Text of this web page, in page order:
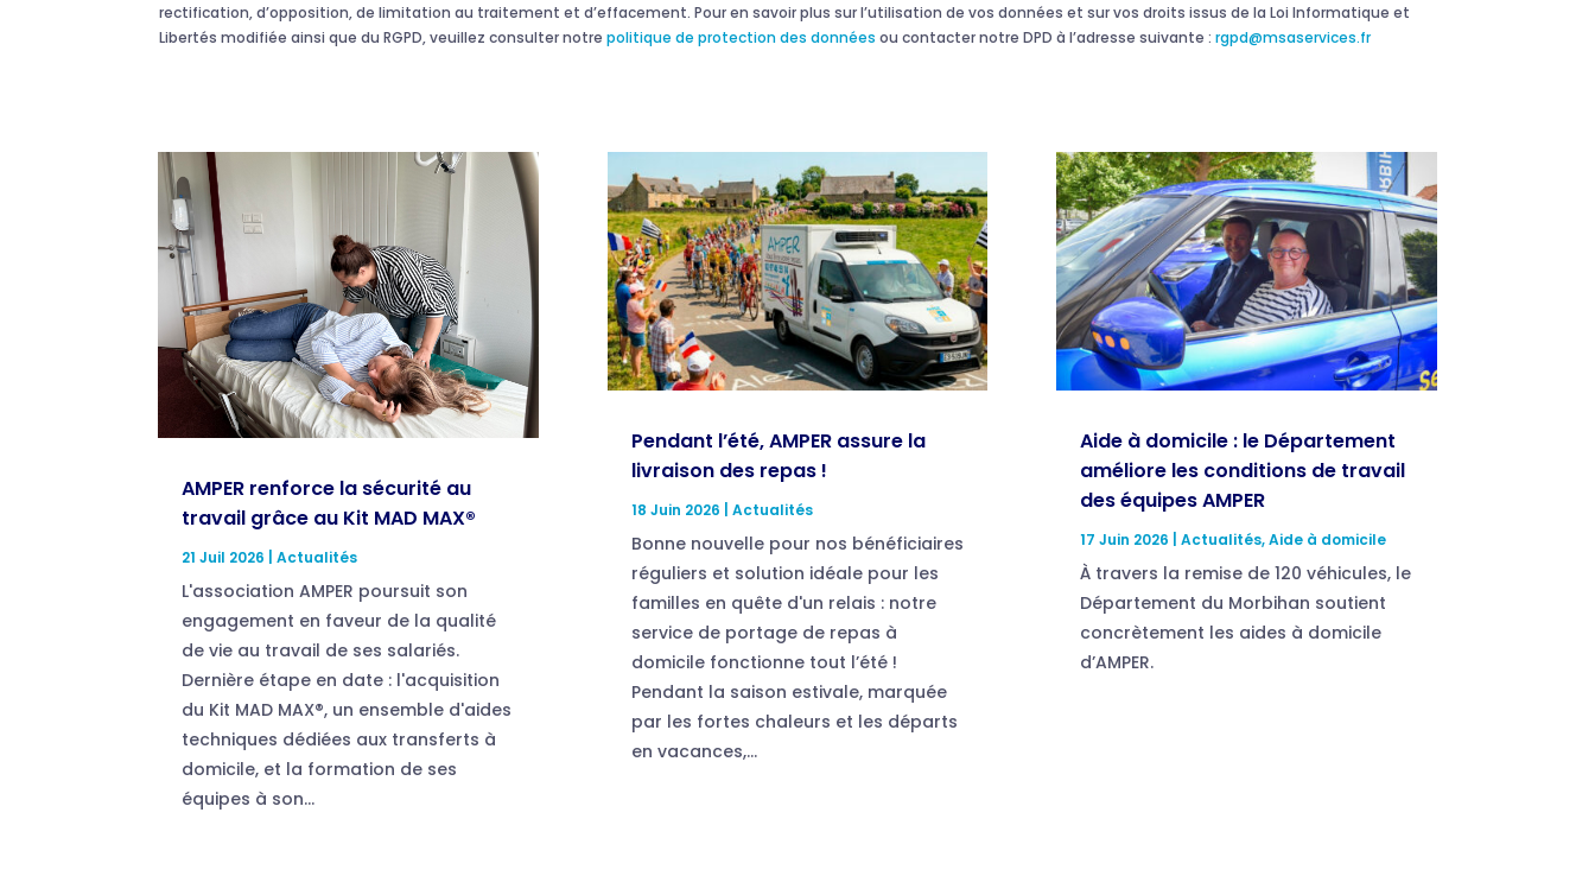
rectification, d’opposition, de limitation au traitement et d’effacement. Pour en savoir plus sur l’utilisation de vos données et sur vos droits issus de la Loi Informatique et
Libertés modifiée ainsi que du RGPD, veuillez consulter notrepolitique de protection des données ou contacter notre DPD à l’adresse suivante :rgpd@msaservices.fr
AMPER renforce la sécurité au
travail grâce au Kit MAD MAX®
21 Juil 2026 |Actualités
L'association AMPER poursuit son
engagement en faveur de la qualité
de vie au travail de ses salariés.
Dernière étape en date : l'acquisition
du Kit MAD MAX®, un ensemble d'aides
techniques dédiées aux transferts à
domicile, et la formation de ses
équipes à son...
Pendant l’été, AMPER assure la
livraison des repas !
18 Juin 2026 Actualités
Bonne nouvelle pour nos bénéficiaires
réguliers et solution idéale pour les
familles en quête d'un relais : notre
service de portage de repas à
domicile fonctionne tout l’été !
Pendant la saison estivale, marquée
par les fortes chaleurs et les départs
en vacances,...
Aide à domicile : le Département
améliore les conditions de travail
des équipes AMPER
17 Juin 2026 Actualités,Aide à domicile
À travers la remise de 120 véhicules, le
Département du Morbihan soutient
concrètement les aides à domicile
d’AMPER.